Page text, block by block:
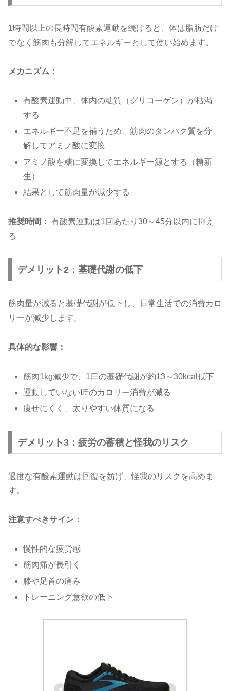
1時間以上の長時間有酸素運動を続けると、体は脂肪だけ
でなく筋肉も分解してエネルギーとして使い始めます。
メカニズム：
有酸素運動中、体内の糖質（グリコーゲン）が枯渇
する
エネルギー不足を補うため、筋肉のタンパク質を分
解してアミノ酸に変換
アミノ酸を糖に変換してエネルギー源とする（糖新
生）
結果として筋肉量が減少する
推奨時間： 有酸素運動は1回あたり30～45分以内に抑え
る
デメリット2：基礎代謝の低下
筋肉量が減ると基礎代謝が低下し、日常生活での消費カロ
リーが減少します。
具体的な影響：
筋肉1kg減少で、1日の基礎代謝が約13～30kcal低下
運動していない時のカロリー消費が減る
痩せにくく、太りやすい体質になる
デメリット3：疲労の蓄積と怪我のリスク
過度な有酸素運動は回復を妨げ、怪我のリスクを高めま
す。
注意すべきサイン：
慢性的な疲労感
筋肉痛が長引く
膝や足首の痛み
トレーニング意欲の低下